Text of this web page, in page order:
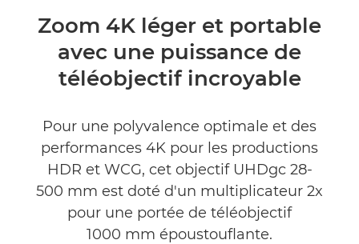
Caractéristiques
Zoom 4K léger et portable
avec une puissance de
téléobjectif incroyable
Pour une polyvalence optimale et des
performances 4K pour les productions
HDR et WCG, cet objectif UHDgc 28-
500 mm est doté d'un multiplicateur 2x
pour une portée de téléobjectif
1000 mm époustouflante.